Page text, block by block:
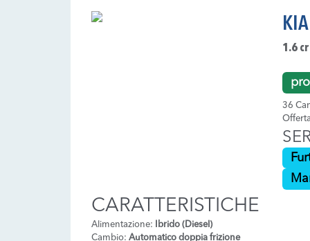
1.6
36
CARATTERISTICHE
Alimentazione:
Ibrido (Diesel)
Cambio: Automatico doppia frizione